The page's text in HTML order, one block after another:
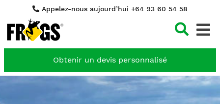
Appelez-nous aujourd’hui +64 93 60 54 58
Obtenir un devis personnalisé